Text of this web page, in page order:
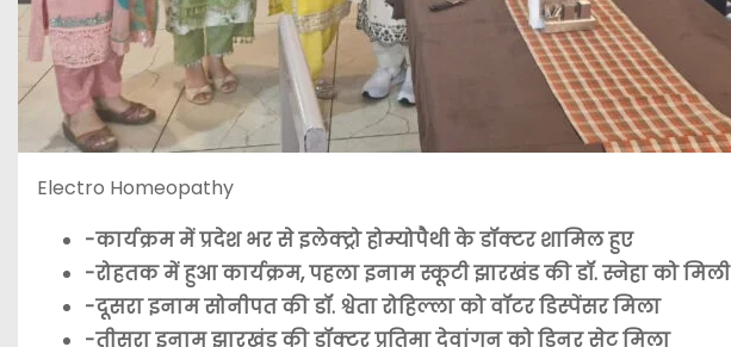
Electro Homeopathy
-कार्यक्रम में प्रदेश भर से इलेक्ट्रो होम्योपैथी के डॉक्टर शामिल हुए
-रोहतक में हुआ कार्यक्रम, पहला इनाम स्कूटी झारखंड की डॉ. स्नेहा को मिली
-दूसरा इनाम सोनीपत की डॉ. श्वेता रोहिल्ला को वॉटर डिस्पेंसर मिला
-तीसरा इनाम झारखंड की डॉक्टर प्रतिमा देवांगन को डिनर सेट मिला